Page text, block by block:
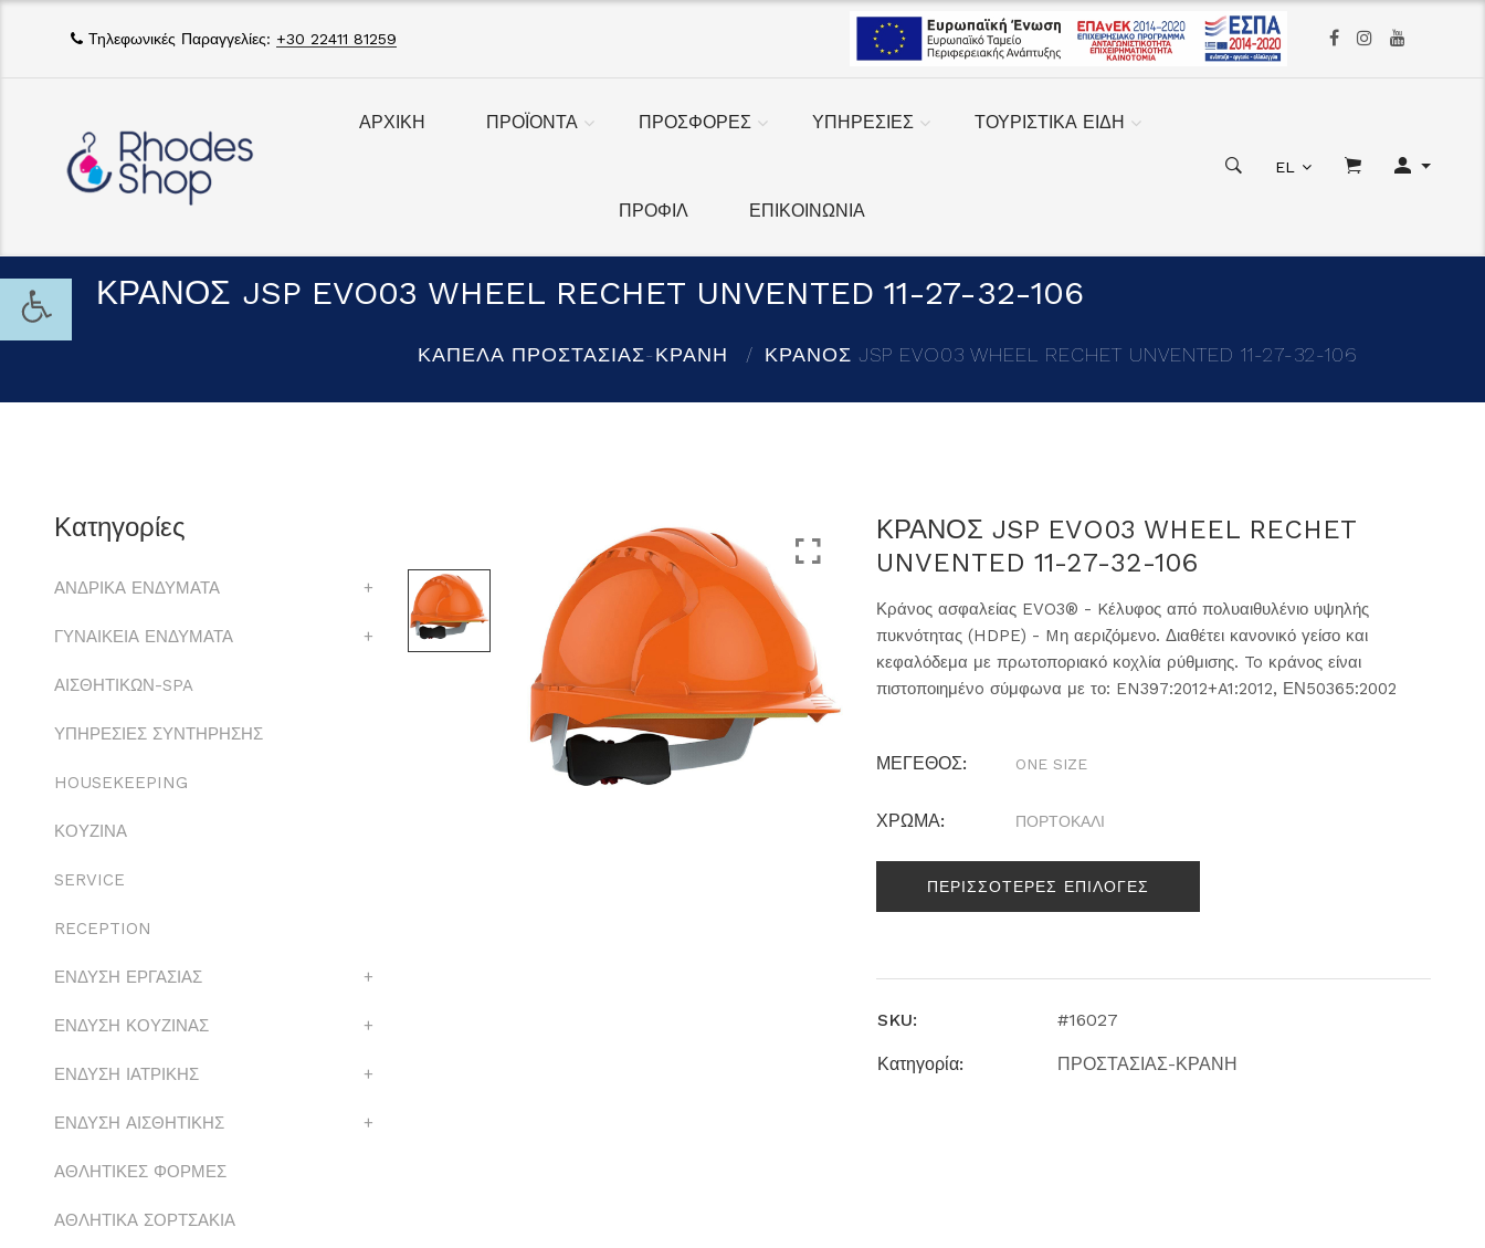
Τηλεφωνικές Παραγγελίες: +30 22411 81259
ΑΡΧΙΚΗ ΠΡΟΪΟΝΤΑ ΠΡΟΣΦΟΡΕΣ ΥΠΗΡΕΣΙΕΣ ΤΟΥΡΙΣΤΙΚΑ ΕΙΔΗ
ΠΡΟΦΙΛ ΕΠΙΚΟΙΝΩΝΙΑ
EL
ΚΡΑΝΟΣ JSP EVO03 WHEEL RECHET UNVENTED 11-27-32-106
ΚΑΠΕΛΑ ΠΡΟΣΤΑΣΙΑΣ-ΚΡΑΝΗ ΚΡΑΝΟΣ JSP EVO03 WHEEL RECHET UNVENTED 11-27-32-106
Κατηγορίες
ΑΝΔΡΙΚΑ ΕΝΔΥΜΑΤΑ +
ΓΥΝΑΙΚΕΙΑ ΕΝΔΥΜΑΤΑ +
ΑΙΣΘΗΤΙΚΩΝ-SPA
ΥΠΗΡΕΣΙΕΣ ΣΥΝΤΗΡΗΣΗΣ
HOUSEKEEPING
ΚΟΥΖΙΝΑ
SERVICE
RECEPTION
ΕΝΔΥΣΗ ΕΡΓΑΣΙΑΣ +
ΕΝΔΥΣΗ ΚΟΥΖΙΝΑΣ +
ΕΝΔΥΣΗ ΙΑΤΡΙΚΗΣ +
ΕΝΔΥΣΗ ΑΙΣΘΗΤΙΚΗΣ +
ΑΘΛΗΤΙΚΕΣ ΦΟΡΜΕΣ
ΑΘΛΗΤΙΚΑ ΣΟΡΤΣΑΚΙΑ
ΚΡΑΝΟΣ JSP EVO03 WHEEL RECHET
UNVENTED 11-27-32-106
Κράνος ασφαλείας EVO3® - Kέλυφος από πολυαιθυλένιο υψηλής
πυκνότητας (HDPE) - Mη αεριζόμενο. Διαθέτει κανονικό γείσο και
κεφαλόδεμα με πρωτοποριακό κοχλία ρύθμισης. To κράνος είναι
πιστοποιημένo σύμφωνα με το: EN397:2012+A1:2012, ΕΝ50365:2002
ΜΕΓΕΘΟΣ: ONE SIZE
ΧΡΩΜΑ: ΠΟΡΤΟΚΑΛΙ
ΠΕΡΙΣΣΟΤΕΡΕΣ ΕΠΙΛΟΓΕΣ
SKU: #16027
Κατηγορία: ΠΡΟΣΤΑΣΙΑΣ-ΚΡΑΝΗ